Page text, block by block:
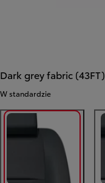
Dark grey fabric (43FT)
W standardzie